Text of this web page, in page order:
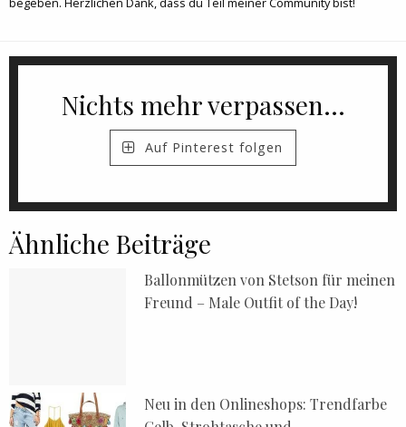
Nichts mehr verpassen...
Auf Pinterest folgen
Ähnliche Beiträge
Ballonmützen von Stetson für meinen
Freund – Male Outfit of the Day!
Neu in den Onlineshops: Trendfarbe